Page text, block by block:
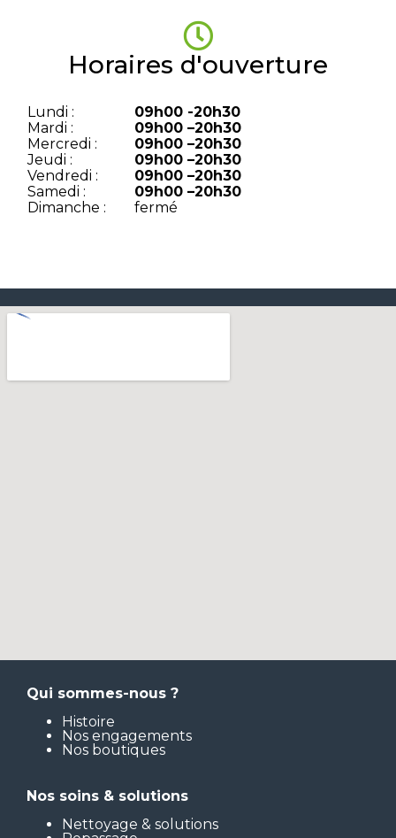
Horaires d'ouverture
Lundi :
09h00 -20h30
Mardi :
09h00 –20h30
Mercredi :
09h00 –20h30
Jeudi :
09h00 –20h30
Vendredi :
09h00 –20h30
Samedi :
09h00 –20h30
Dimanche :
fermé
Qui sommes-nous ?
Histoire
Nos engagements
Nos boutiques
Nos soins & solutions
Nettoyage & solutions